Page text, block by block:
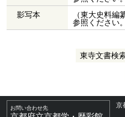
影写本
（東大史料
参照ください。
東寺文書検
お問い合わせ先 京